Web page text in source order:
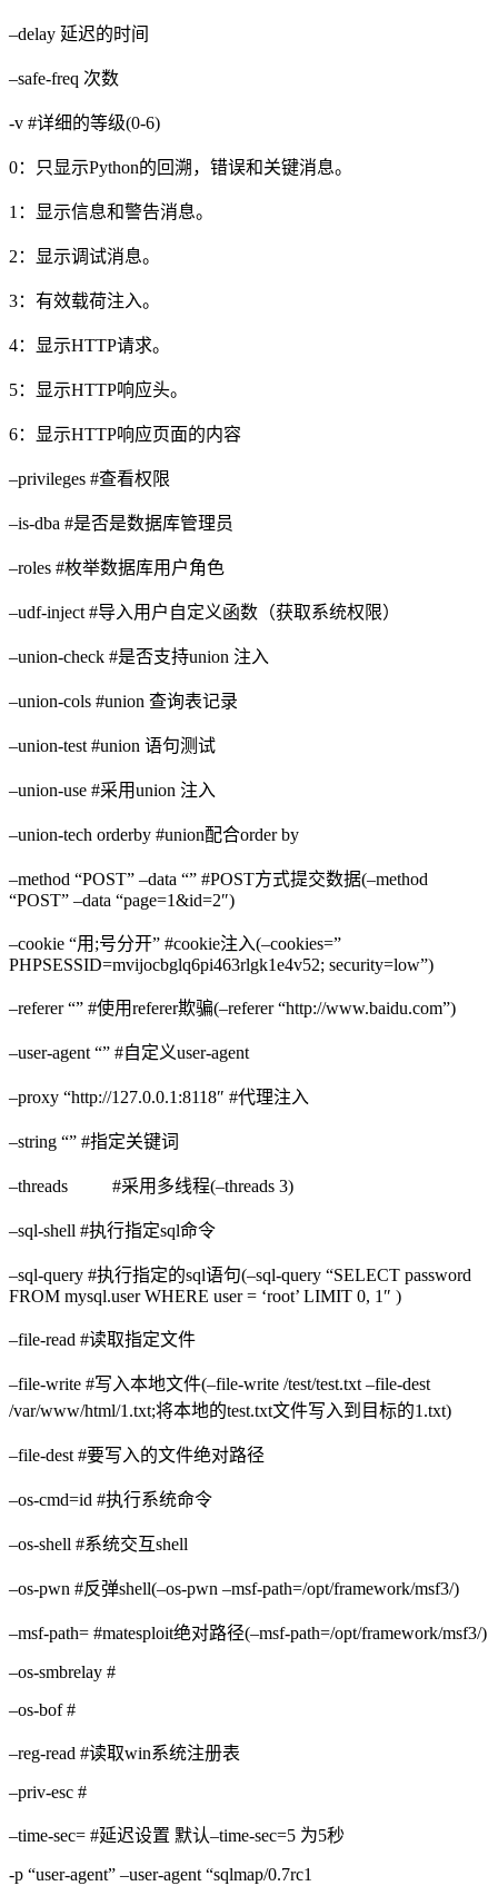
–delay 延迟的时间
–safe-freq 次数
-v #详细的等级(0-6)
0：只显示Python的回溯，错误和关键消息。
1：显示信息和警告消息。
2：显示调试消息。
3：有效载荷注入。
4：显示HTTP请求。
5：显示HTTP响应头。
6：显示HTTP响应页面的内容
–privileges #查看权限
–is-dba #是否是数据库管理员
–roles #枚举数据库用户角色
–udf-inject #导入用户自定义函数（获取系统权限）
–union-check #是否支持union 注入
–union-cols #union 查询表记录
–union-test #union 语句测试
–union-use #采用union 注入
–union-tech orderby #union配合order by
–method “POST” –data “” #POST方式提交数据(–method
“POST” –data “page=1&id=2″)
–cookie “用;号分开” #cookie注入(–cookies=”
PHPSESSID=mvijocbglq6pi463rlgk1e4v52; security=low”)
–referer “” #使用referer欺骗(–referer “http://www.baidu.com”)
–user-agent “” #自定义user-agent
–proxy “http://127.0.0.1:8118″ #代理注入
–string “” #指定关键词
–threads #采用多线程(–threads 3)
–sql-shell #执行指定sql命令
–sql-query #执行指定的sql语句(–sql-query “SELECT password
FROM mysql.user WHERE user = ‘root’ LIMIT 0, 1″ )
–file-read #读取指定文件
–file-write #写入本地文件(–file-write /test/test.txt –file-dest
/var/www/html/1.txt;将本地的test.txt文件写入到目标的1.txt)
–file-dest #要写入的文件绝对路径
–os-cmd=id #执行系统命令
–os-shell #系统交互shell
–os-pwn #反弹shell(–os-pwn –msf-path=/opt/framework/msf3/)
–msf-path= #matesploit绝对路径(–msf-path=/opt/framework/msf3/)
–os-smbrelay #
–os-bof #
–reg-read #读取win系统注册表
–priv-esc #
–time-sec= #延迟设置 默认–time-sec=5 为5秒
-p “user-agent” –user-agent “sqlmap/0.7rc1